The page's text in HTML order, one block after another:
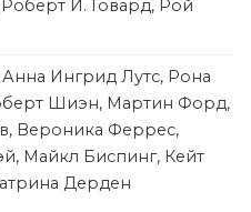
И. Говард, Рой
Ингрид Лутс, Рона
Шиэн, Мартин Форд,
Вероника Феррес,
Майкл Биспинг, Кейт
Дерден